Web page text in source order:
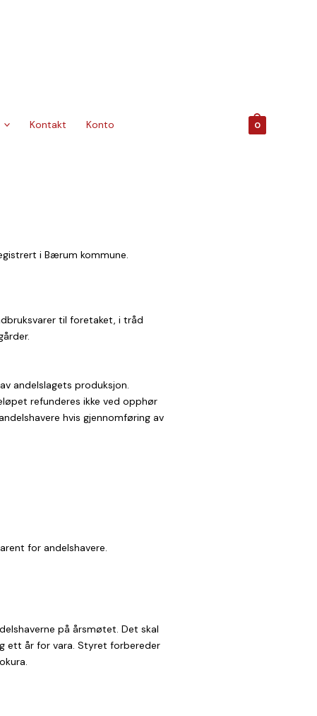
Kontakt Konto 0
i Bærum kommune.
til foretaket, i tråd
andelslagets produksjon.
refunderes ikke ved opphør
hvis gjennomføring av
for andelshavere.
på årsmøtet. Det skal
ett år for vara. Styret forbereder